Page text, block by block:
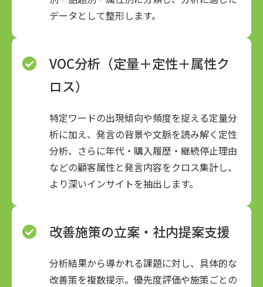
データとして整形します。
VOC分析（定量＋定性＋属性ク
ロス）
特定ワードの出現傾向や頻度を捉える定量分
析に加え、発言の背景や文脈を読み解く定性
分析、さらに年代・購入履歴・継続停止理由
などの顧客属性と発言内容をクロス集計し、
より深いインサイトを抽出します。
改善施策の立案・社内提案支援
分析結果から導かれる課題に対し、具体的な
改善策を複数提示。優先度評価や施策ごとの